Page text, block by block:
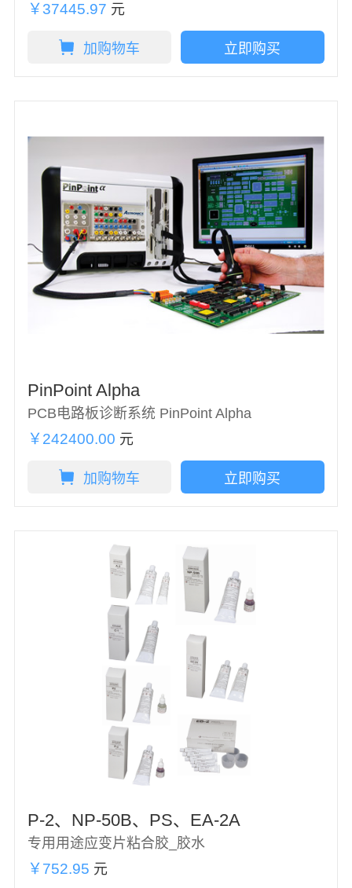
￥37445.97 元
加购物车 立即购买
PinPoint Alpha
PCB电路板诊断系统 PinPoint Alpha
￥242400.00 元
加购物车 立即购买
P-2、NP-50B、PS、EA-2A
专用用途应变片粘合胶_胶水
￥752.95 元